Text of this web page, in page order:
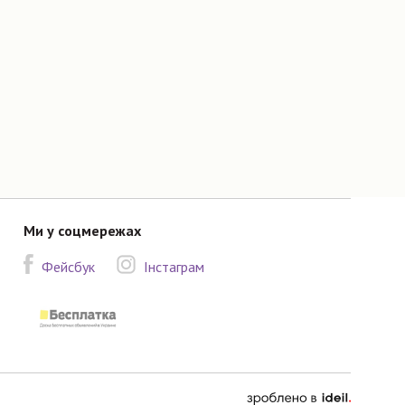
Ми у соцмережах
Фейсбук
Інстаграм
зроблено